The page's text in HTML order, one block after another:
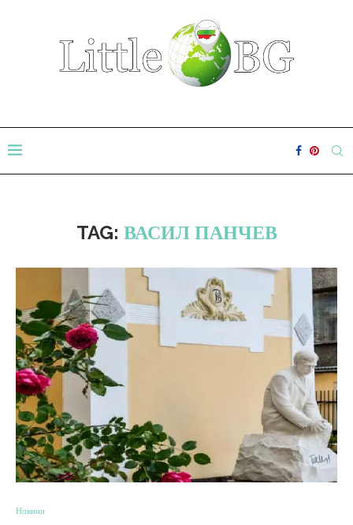
TAG: ВАСИЛ ПАНЧЕВ
Новини